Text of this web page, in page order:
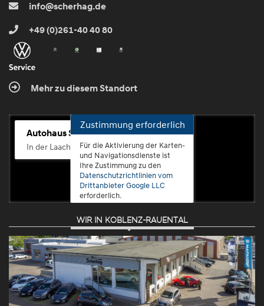
info@scherhag.de
+49 (0)261-40 40 80
Mehr zu diesem Standort
Autohaus Scherhag
In der Laach 76, 56072 Koblenz-Güls
Zustimmung erforderlich
Für die Aktivierung der Karten-
und Navigationsdienste ist
Ihre Zustimmung zu den
Datenschutzrichtlinien vom
Drittanbieter Google LLC
erforderlich.
Zustimmen
und
aktivieren
WIR IN KOBLENZ-RAUENTAL